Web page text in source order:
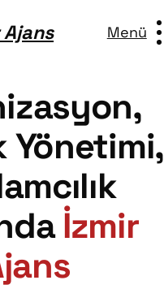
Menü
Yönetimi,
İzmir